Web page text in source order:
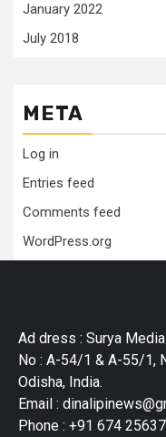
January 2022
July 2018
META
Log in
Entries feed
Comments feed
WordPress.org
Ad dress : Surya
No : A-54/1 & A-55/1,
Odisha, India.
Email :
Phone : +91 674